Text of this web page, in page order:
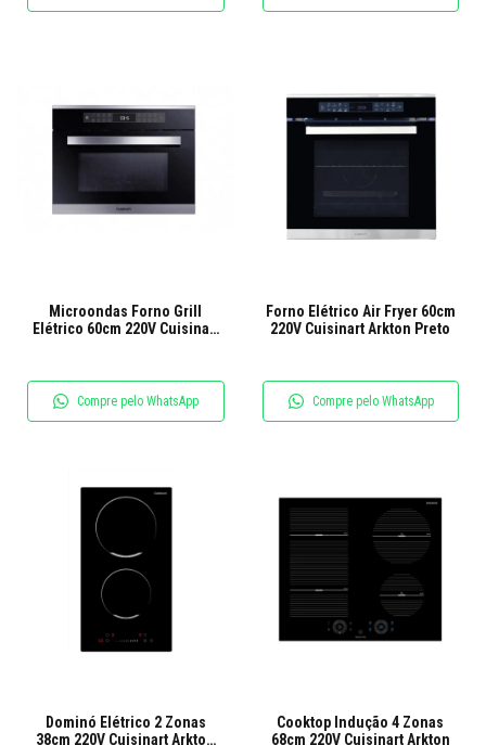
Microondas Forno Grill
Elétrico 60cm 220V Cuisinart
Compre pelo WhatsApp
Forno Elétrico Air Fryer 60cm
220V Cuisinart Arkton Preto
Compre pelo WhatsApp
Dominó Elétrico 2 Zonas
38cm 220V Cuisinart Arkton
Cooktop Indução 4 Zonas
68cm 220V Cuisinart Arkton